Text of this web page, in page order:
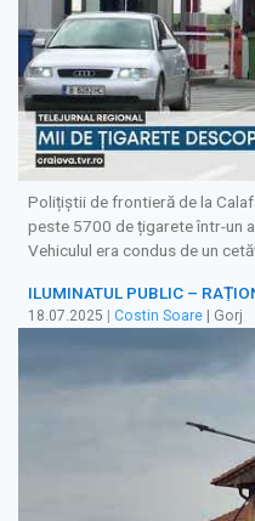
Polițiștii de frontieră de la
peste 5700 de țigarete într-un
Vehiculul era condus de un
ILUMINATUL PUBLIC –
18.07.2025 | Costin Soare | Gorj